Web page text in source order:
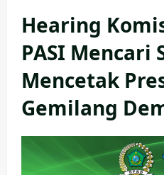
Hearing
PASI Mencari
Mencetak
Gemilang